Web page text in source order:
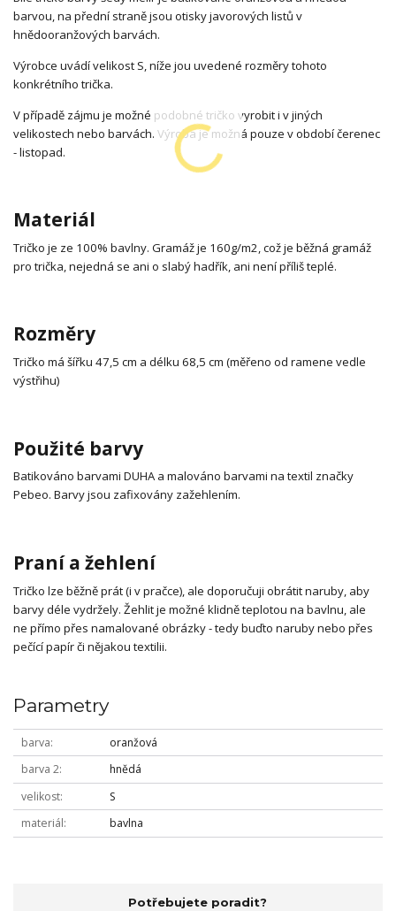
barvou, na přední straně jsou otisky javorových listů v
hnědooranžových barvách.
Výrobce uvádí velikost S, níže jou uvedené rozměry tohoto
konkrétního trička.
V případě zájmu je možné podobné tričko vyrobit i v jiných
velikostech nebo barvách. Výroba je možná pouze v období čerenec
- listopad.
Materiál
Tričko je ze 100% bavlny. Gramáž je 160g/m2, což je běžná gramáž
pro trička, nejedná se ani o slabý hadřík, ani není příliš teplé.
Rozměry
Tričko má šířku 47,5 cm a délku 68,5 cm (měřeno od ramene vedle
výstřihu)
Použité barvy
Batikováno barvami DUHA a malováno barvami na textil značky
Pebeo. Barvy jsou zafixovány zažehlením.
Praní a žehlení
Tričko lze běžně prát (i v pračce), ale doporučuji obrátit naruby, aby
barvy déle vydržely. Žehlit je možné klidně teplotou na bavlnu, ale
ne přímo přes namalované obrázky - tedy buďto naruby nebo přes
pečící papír či nějakou textilii.
Parametry
barva
oranžová
barva 2
hnědá
velikost
S
materiál
bavlna
Potřebujete poradit?